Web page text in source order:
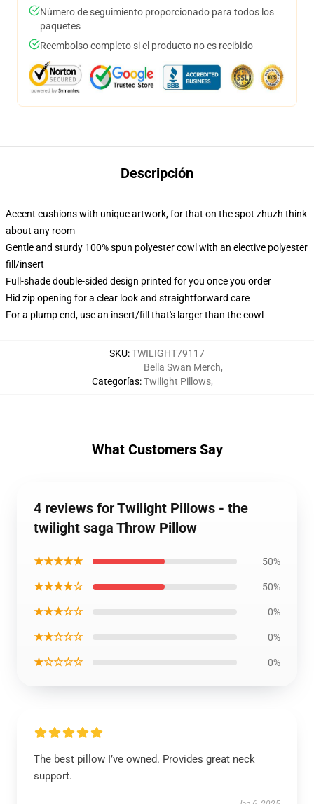
Número de seguimiento proporcionado para todos los
paquetes
Reembolso completo si el producto no es recibido
Descripción
Accent cushions with unique artwork, for that on the spot zhuzh think
about any room
Gentle and sturdy 100% spun polyester cowl with an elective polyester
fill/insert
Full-shade double-sided design printed for you once you order
Hid zip opening for a clear look and straightforward care
For a plump end, use an insert/fill that's larger than the cowl
SKU:TWILIGHT79117
Categorías:
Bella Swan Merch,
Twilight Pillows,
What Customers Say
4 reviews for Twilight Pillows - the
twilight saga Throw Pillow
★★★★★ 50%
★★★★☆ 50%
★★★☆☆ 0%
★★☆☆☆ 0%
★☆☆☆☆ 0%
The best pillow I’ve owned. Provides great neck
support.